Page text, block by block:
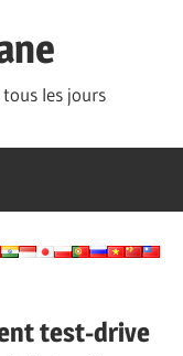
les jours
test-drive